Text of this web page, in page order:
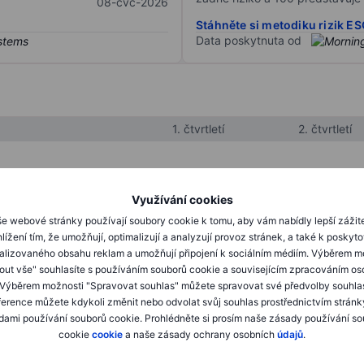
Využívání cookies
webové stránky používají soubory cookie k tomu, aby vám nabídly lepší
tím, že umožňují, optimalizují a analyzují provoz stránek, a také k
obsahu reklam a umožňují připojení k sociálním médiím. Výběrem
vše" souhlasíte s používáním souborů cookie a souvisejícím zpracováním
možnosti "Spravovat souhlas" můžete spravovat své předvolby
můžete kdykoli změnit nebo odvolat svůj souhlas prostřednictvím
používání souborů cookie. Prohlédněte si prosím naše zásady používání
cookie cookie a naše zásady ochrany osobních údajů.
Stáhněte si metodiku rizik
Data poskytnuta od
1. čtvrtletí 2. čtvrtletí
XXXXXXX XXXXXXX
XXXXXXX XXXXXXX
XXXXXXX XXXXXXX
XXXXXXX XXXXXXX